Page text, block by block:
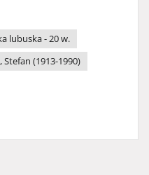
lubuska - 20 w.
Stefan (1913-1990)